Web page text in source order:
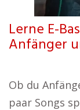
Lerne E-
Anfänger
Ob du
paar Songs